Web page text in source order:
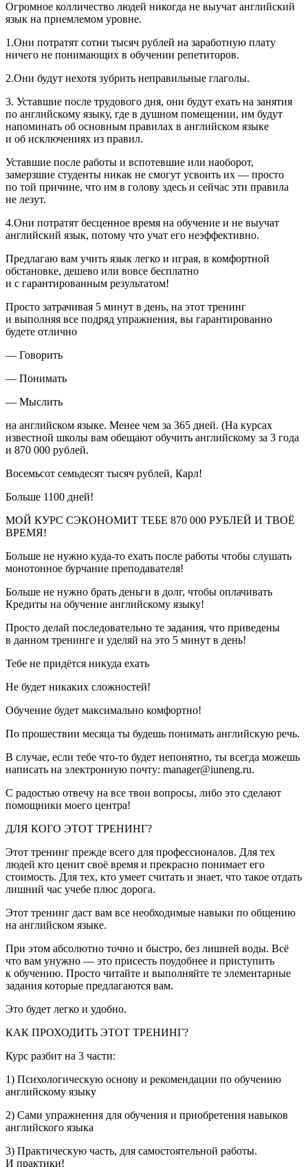
Огромное колличество людей никогда не выучат английский
язык на приемлемом уровне.
1.Они потратят сотни тысяч рублей на заработную плату
ничего не понимающих в обучении репетиторов.
2.Они будут нехотя зубрить неправильные глаголы.
3. Уставшие после трудового дня, они будут ехать на занятия
по английскому языку, где в душном помещении, им будут
напоминать об основным правилах в английском языке
и об исключениях из правил.
Уставшие после работы и вспотевшие или наоборот,
замерзшие студенты никак не смогут усвоить их — просто
по той причине, что им в голову здесь и сейчас эти правила
не лезут.
4.Они потратят бесценное время на обучение и не выучат
английский язык, потому что учат его неэффективно.
Предлагаю вам учить язык легко и играя, в комфортной
обстановке, дешево или вовсе бесплатно
и с гарантированным результатом!
Просто затрачивая 5 минут в день, на этот тренинг
и выполняя все подряд упражнения, вы гарантированно
будете отлично
— Говорить
— Понимать
— Мыслить
на английском языке. Менее чем за 365 дней. (На курсах
известной школы вам обещают обучить английскому за 3 года
и 870 000 рублей.
Восемьсот семьдесят тысяч рублей, Карл!
Больше 1100 дней!
МОЙ КУРС СЭКОНОМИТ ТЕБЕ 870 000 РУБЛЕЙ И ТВОЁ
ВРЕМЯ!
Больше не нужно куда-то ехать после работы чтобы слушать
монотонное бурчание преподавателя!
Больше не нужно брать деньги в долг, чтобы оплачивать
Кредиты на обучение английскому языку!
Просто делай последовательно те задания, что приведены
в данном тренинге и уделяй на это 5 минут в день!
Тебе не придётся никуда ехать
Не будет никаких сложностей!
Обучение будет максимально комфортно!
По прошествии месяца ты будешь понимать английскую речь.
В случае, если тебе что-то будет непонятно, ты всегда можешь
написать на электронную почту: manager@iuneng.ru.
С радостью отвечу на все твои вопросы, либо это сделают
помощники моего центра!
ДЛЯ КОГО ЭТОТ ТРЕНИНГ?
Этот тренинг прежде всего для профессионалов. Для тех
людей кто ценит своё время и прекрасно понимает его
стоимость. Для тех, кто умеет считать и знает, что такое отдать
лишний час учебе плюс дорога.
Этот тренинг даст вам все необходимые навыки по общению
на английском языке.
При этом абсолютно точно и быстро, без лишней воды. Всё
что вам унужно — это присесть поудобнее и приступить
к обучению. Просто читайте и выполняйте те элементарные
задания которые предлагаются вам.
Это будет легко и удобно.
КАК ПРОХОДИТЬ ЭТОТ ТРЕНИНГ?
Курс разбит на 3 части:
1) Психологическую основу и рекомендации по обучению
английскому языку
2) Сами упражнения для обучения и приобретения навыков
английского языка
3) Практическую часть, для самостоятельной работы.
И практики!